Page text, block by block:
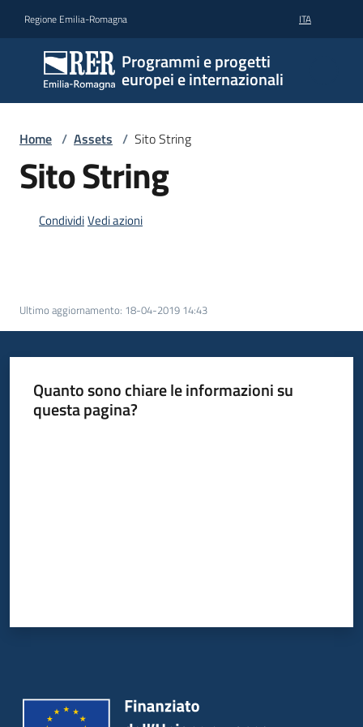
Regione Emilia-Romagna ITA
Programmi e progetti
europei e internazionali
Home / Assets / Sito String
Sito String
CondividiVedi azioni
Ultimo aggiornamento: 18-04-2019 14:43
Quanto sono chiare le informazioni su
questa pagina?